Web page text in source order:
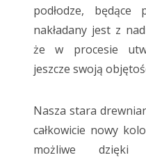
podłodze, będące
nakładany jest z
że w procesie
jeszcze swoją
Nasza stara
całkowicie nowy
możliwe dzięki